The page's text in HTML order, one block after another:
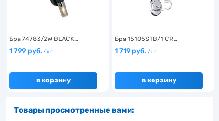
Бра 74783/2W BLACK…
1 799 руб. / шт
в корзину
Бра 15105STB/1 CR…
1 719 руб. / шт
в корзину
Товары просмотренные вами: